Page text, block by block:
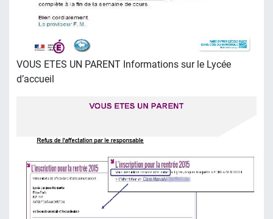
VOUS ETES UN PARENT Informations sur le Lycée
d’accueil